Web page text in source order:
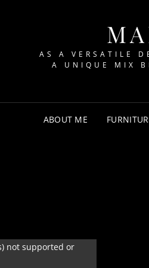
AS A VERSATILE
A UNIQUE MIX
ABOUT ME
not supported or